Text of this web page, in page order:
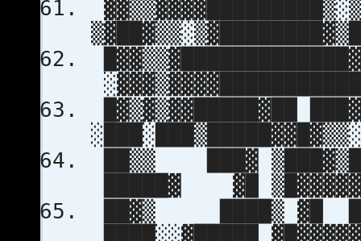
█▓▒▓▒▓▓█████▓██
██▒▒ ███▓
█████▓ ▓█
██▓▒ ████▒
████░░▓█████